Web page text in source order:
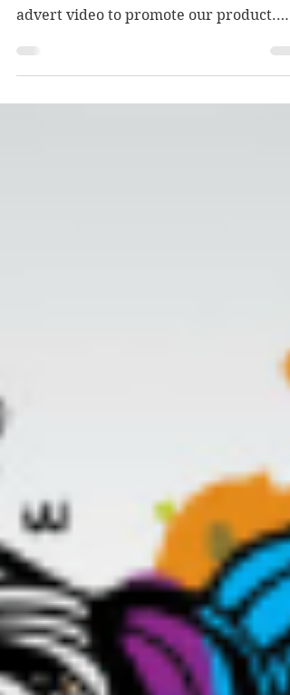
Edamame Pod – Ad
Finally our Edamame Pod was ready to
be sold. But we needed to create an
advert video to promote our product.